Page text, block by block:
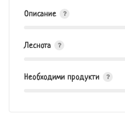
Описание
Леснота
Необходими продукти